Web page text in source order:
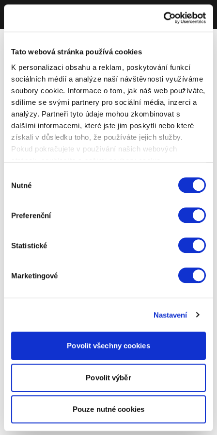
Tato webová stránka používá cookies
K personalizaci obsahu a reklam, poskytování funkcí
sociálních médií a analýze naší návštěvnosti využíváme
soubory cookie. Informace o tom, jak náš web používáte,
sdílíme se svými partnery pro sociální média, inzerci a
analýzy. Partneři tyto údaje mohou zkombinovat s
dalšími informacemi, které jste jim poskytli nebo které
získali v důsledku toho, že používáte jejich služby.
Pokud pokračujete v používání našich webových
souhlasu
Nutné
Preferenční
Statistické
Marketingové
Nastavení
Povolit všechny cookies
Povolit výběr
Pouze nutné cookies